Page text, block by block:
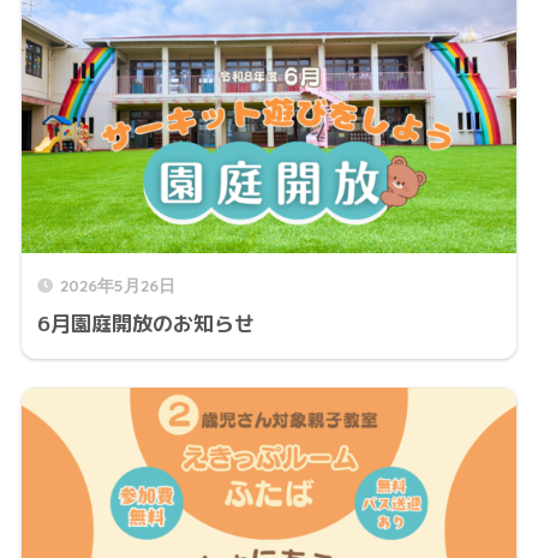
2026年5月26日
6月園庭開放のお知らせ